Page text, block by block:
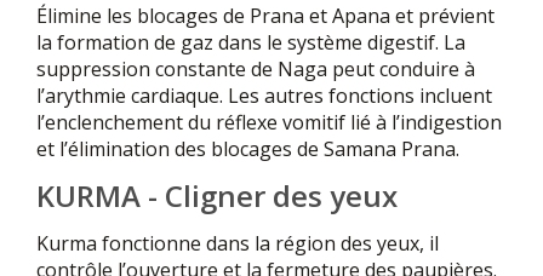
Élimine les blocages de Prana et Apana et prévient
la formation de gaz dans le système digestif. La
suppression constante de Naga peut conduire à
l’arythmie cardiaque. Les autres fonctions incluent
l’enclenchement du réflexe vomitif lié à l’indigestion
et l’élimination des blocages de Samana Prana.
KURMA - Cligner des yeux
Kurma fonctionne dans la région des yeux, il
contrôle l’ouverture et la fermeture des paupières.